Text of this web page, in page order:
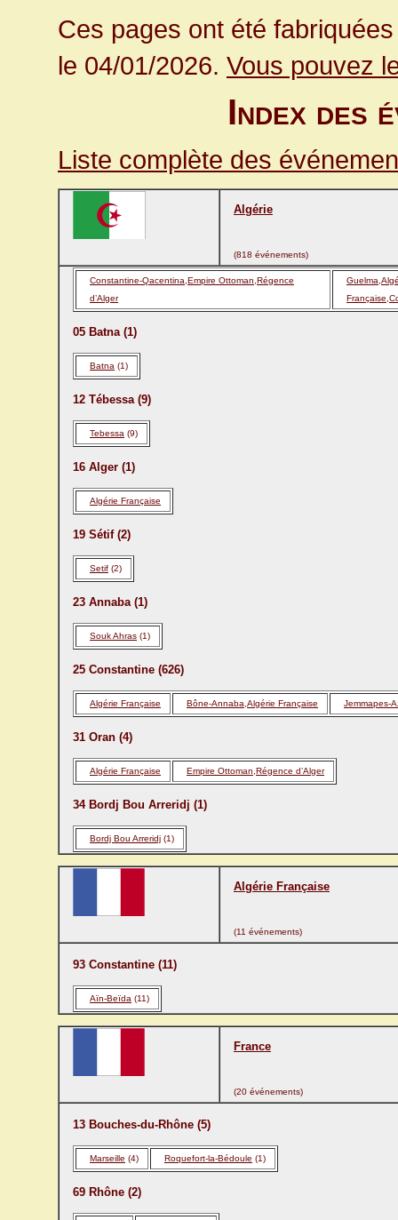
Ces pages ont été
le 04/01/2026. Vous pouvez
Index des
Liste complète des
Algérie
(818 événements)
Constantine-Qacentina,Empire Ottoman,Régence
d’Alger
05 Batna (1)
Batna (1)
12 Tébessa (9)
Tebessa (9)
16 Alger (1)
Algérie Française
19 Sétif (2)
Setif (2)
23 Annaba (1)
Souk Ahras (1)
25 Constantine (626)
Algérie Française Bône-Annaba,Algérie Française Jemmapes-
31 Oran (4)
Algérie Française Empire Ottoman,Régence d’Alger
34 Bordj Bou Arreridj (1)
Bordj Bou Arreridj (1)
Algérie Française
(11 événements)
93 Constantine (11)
Aïn-Beïda (11)
France
(20 événements)
13 Bouches-du-Rhône (5)
Marseille (4) Roquefort-la-Bédoule (1)
69 Rhône (2)